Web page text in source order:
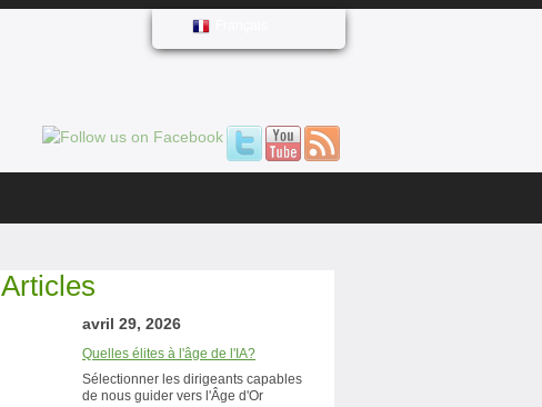
Articles
avril 29, 2026
Quelles élites à l'âge de l'IA?
Sélectionner les dirigeants capables
de nous guider vers l'Âge d'Or